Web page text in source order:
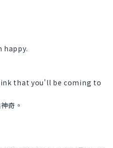
happy.
that you'll be coming to
奇。